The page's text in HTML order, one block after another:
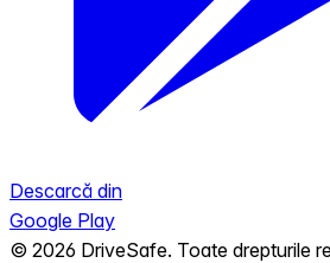
Descarcă din
Google Play
© 2026 DriveSafe. Toate drepturile